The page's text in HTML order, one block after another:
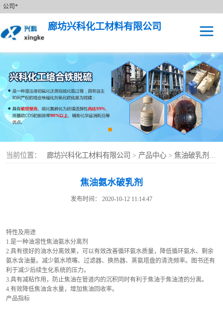
公司*
廊坊兴科化工材料有限公司
当前位置： 廊坊兴科化工材料有限公司 > 产品中心 > 焦油破乳剂
焦油氨水破乳剂
发布时间： 2020-10-12 11:14:47
特性及用途
1.是一种油溶性焦油氨水分离剂
2.具有很好的油水分离效果，可以有效改善循环氨水质量，降低循环氨水、剩余
氨水含油量。减少氨水喷嘴、过滤器、换热器、蒸氨塔盘的清洗频率。图书还有
利于减少后续生化系统的压力。
3.具有减粘作用，防止焦油在管道内的沉积同时有利于焦油于焦油渣的分离。
4.有效降低焦油含水量，增加焦油回收率。
产品指标
焦油破乳剂
络合铁